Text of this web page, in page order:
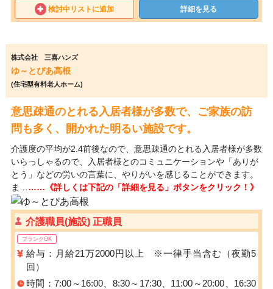
検討中リストに追加 詳細を見る
株式会社 三喜ハンズ
ゆ～とぴあ高根
(住宅型有料老人ホーム)
意思疎通のとれる入居者様が多数で、ご家族の訪
問も多く、開かれた明るい施設です。
介護度の平均が2.4前後なので、意思疎通のとれる入居者様が多数
いらっしゃるので、入居者様とのコミュニケーションや「ありが
とう」などの労いの言葉に、やりがいを感じることができます。
ま… ……《詳しくは下記の「詳細を見る」ボタンをクリック！》
介護職員(施設) 正職員
ブランクOK
給与：月給21万2000円以上 ※一律手当含む（夜勤5
回）
時間：7:00～16:00、8:30～17:30、11:00～20:00、16:30